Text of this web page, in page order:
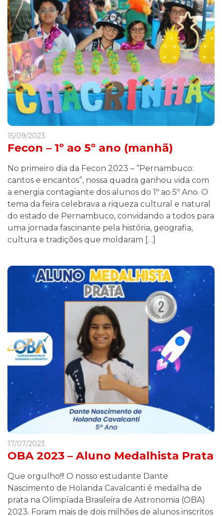
15/09/2023
Fecon – 1º ao 5º ano (manhã)
No primeiro dia da Fecon 2023 – “Pernambuco:
cantos e encantos”, nossa quadra ganhou vida com
a energia contagiante dos alunos do 1º ao 5º Ano. O
tema da feira celebrava a riqueza cultural e natural
do estado de Pernambuco, convidando a todos para
uma jornada fascinante pela história, geografia,
cultura e tradições que moldaram […]
17/07/2023
OBA 2023 – Aluno Medalhista Prata
Que orgulho!!! O nosso estudante Dante
Nascimento de Holanda Cavalcanti é medalha de
prata na Olimpíada Brasileira de Astronomia (OBA)
2023. Foram mais de dois milhões de alunos inscritos